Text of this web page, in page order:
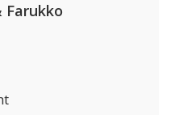
Farukko